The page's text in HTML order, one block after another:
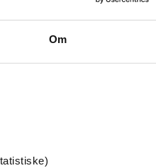
Om
Reidulf Hov
EBOK